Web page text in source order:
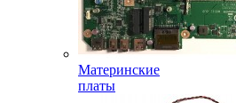
Материнские
платы